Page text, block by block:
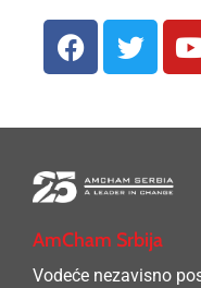
AmCham Srbija
Vodeće nezavisno